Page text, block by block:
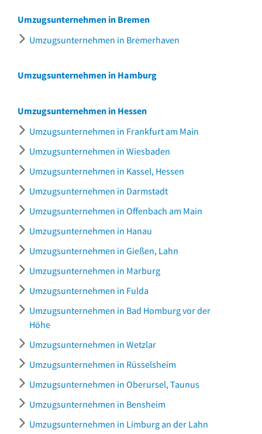
Umzugsunternehmen in Bremen
Umzugsunternehmen in Bremerhaven
Umzugsunternehmen in Hamburg
Umzugsunternehmen in Hessen
Umzugsunternehmen in Frankfurt am Main
Umzugsunternehmen in Wiesbaden
Umzugsunternehmen in Kassel, Hessen
Umzugsunternehmen in Darmstadt
Umzugsunternehmen in Offenbach am Main
Umzugsunternehmen in Hanau
Umzugsunternehmen in Gießen, Lahn
Umzugsunternehmen in Marburg
Umzugsunternehmen in Fulda
Umzugsunternehmen in Bad Homburg vor der
Höhe
Umzugsunternehmen in Wetzlar
Umzugsunternehmen in Rüsselsheim
Umzugsunternehmen in Oberursel, Taunus
Umzugsunternehmen in Bensheim
Umzugsunternehmen in Limburg an der Lahn